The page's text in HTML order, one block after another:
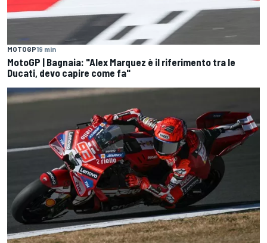
MOTOGP19 min
MotoGP | Bagnaia: "Alex Marquez è il riferimento tra le
Ducati, devo capire come fa"